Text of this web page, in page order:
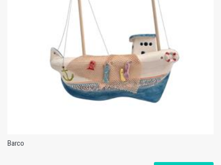
Jarra Amarela
Barco